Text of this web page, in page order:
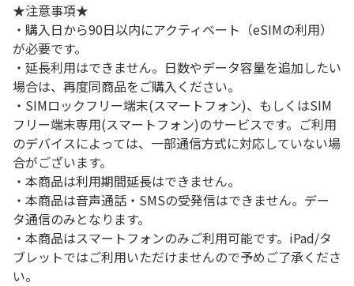
★注意事項★
・購入日から90日以内にアクティベート（eSIMの利用）
が必要です。
・延長利用はできません。日数やデータ容量を追加したい
場合は、再度同商品をご購入ください。
・SIMロックフリー端末(スマートフォン)、もしくはSIM
フリー端末専用(スマートフォン)のサービスです。ご利用
のデバイスによっては、一部通信方式に対応していない場
合がございます。
・本商品は利用期間延長はできません。
・本商品は音声通話・SMSの受発信はできません。デー
タ通信のみとなります。
・本商品はスマートフォンのみご利用可能です。iPad/タ
ブレットではご利用いただけませんので予めご了承くださ
い。